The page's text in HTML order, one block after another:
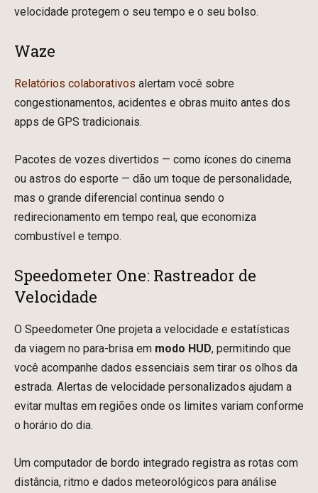
velocidade protegem o seu tempo e o seu bolso.
Waze
Relatórios colaborativos alertam você sobre
congestionamentos, acidentes e obras muito antes dos
apps de GPS tradicionais.
Pacotes de vozes divertidos — como ícones do cinema
ou astros do esporte — dão um toque de personalidade,
mas o grande diferencial continua sendo o
redirecionamento em tempo real, que economiza
combustível e tempo.
Speedometer One: Rastreador de
Velocidade
O Speedometer One projeta a velocidade e estatísticas
da viagem no para-brisa em modo HUD, permitindo que
você acompanhe dados essenciais sem tirar os olhos da
estrada. Alertas de velocidade personalizados ajudam a
evitar multas em regiões onde os limites variam conforme
o horário do dia.
Um computador de bordo integrado registra as rotas com
distância, ritmo e dados meteorológicos para análise